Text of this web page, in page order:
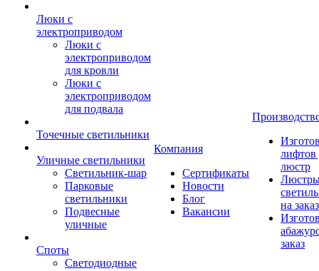
Люки с
электроприводом
Люки с
электроприводом
для кровли
Люки с
электроприводом
для подвала
Точечные светильники
Уличные светильники
Светильник-шар
Парковые
светильники
Подвесные
уличные
Споты
Светодиодные
Компания
Сертификаты
Новости
Блог
Вакансии
лифтов
люстр
на заказ
заказ